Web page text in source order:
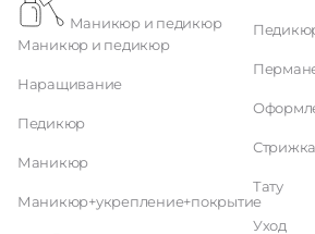
Маникюр и педикюр
Маникюр и педикюр
Наращивание
Педикюр
Маникюр
Маникюр+укрепление+покрытие
Тату
Уход